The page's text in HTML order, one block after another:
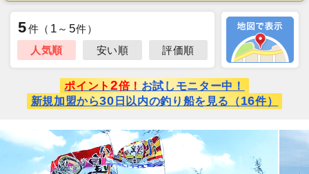
5件 （ 1 ～ 5件）
人気順
安い順 評価順
ポイント 2倍！ お試しモニター中！
新規加盟から30 日以内の釣り船を見る（16件）